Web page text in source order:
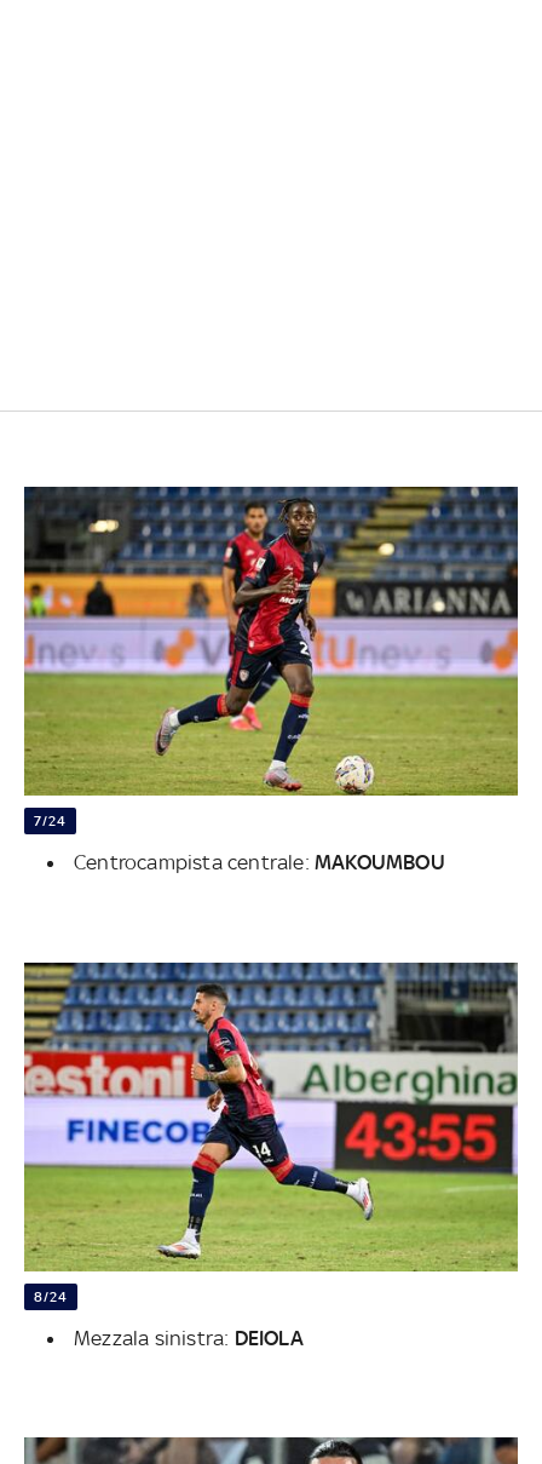
7/24
Centrocampista centrale: MAKOUMBOU
8/24
Mezzala sinistra: DEIOLA